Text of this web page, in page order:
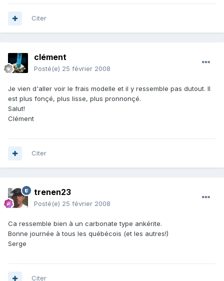
Citer
clément
Posté(e) 25 février 2008
Je vien d'aller voir le frais modelle et il y ressemble pas dutout. Il
est plus fonçé, plus lisse, plus pronnonçé.
Salut!
Clément
Citer
trenen23
Posté(e) 25 février 2008
Ca ressemble bien à un carbonate type ankérite.
Bonne journée à tous les québécois (et les autres!)
Serge
Citer